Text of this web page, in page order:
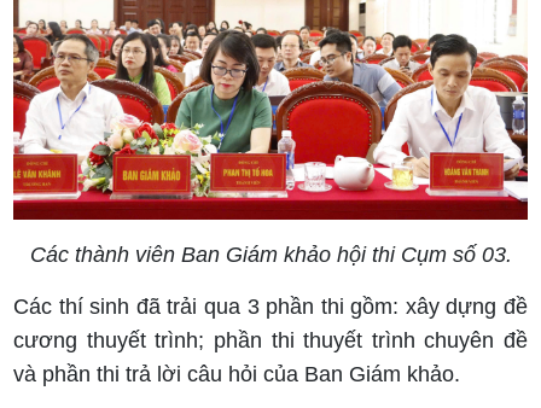
Các thành viên Ban Giám khảo hội thi Cụm số 03.
Các thí sinh đã trải qua 3 phần thi gồm: xây dựng đề
cương thuyết trình; phần thi thuyết trình chuyên đề
và phần thi trả lời câu hỏi của Ban Giám khảo.